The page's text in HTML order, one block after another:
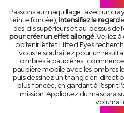
Passons au maquillage : avec un
teinte foncée), intensifiez le regard
des cils supérieurs et au-dessus
pour créer un effet allongé.Veillez à
obtenir l’effet Lifted Eyes
vous le souhaitez pour un
ombres à paupières :
paupière mobile avec les ombres
puis dessinez un triangle en
plus foncée, en gardant à l’esprit
mission. Appliquez du mascara